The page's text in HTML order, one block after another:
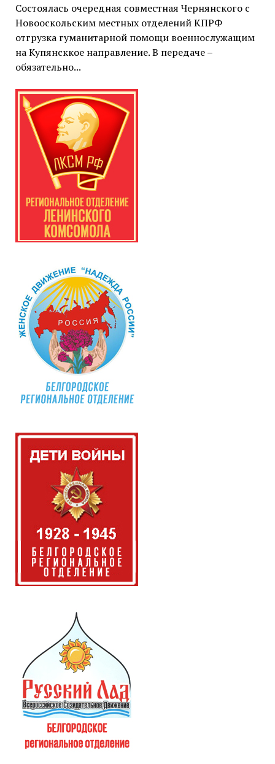
Состоялась очередная совместная Чернянского с
Новооскольским местных отделений КПРФ
отгрузка гуманитарной помощи военнослужащим
на Купянсккое направление. В передаче –
обязательно...